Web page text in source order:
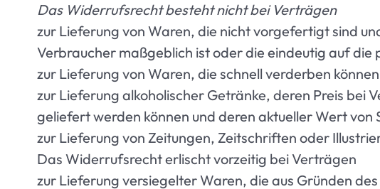
Das Widerrufsrecht besteht nicht bei Verträgen
zur Lieferung von Waren, die nicht vorgefertigt sind
Verbraucher maßgeblich ist oder die eindeutig auf die
zur Lieferung von Waren, die schnell verderben
zur Lieferung alkoholischer Getränke, deren Preis bei
geliefert werden können und deren aktueller Wert
zur Lieferung von Zeitungen, Zeitschriften oder
Das Widerrufsrecht erlischt vorzeitig bei Verträgen
zur Lieferung versiegelter Waren, die aus Gründen